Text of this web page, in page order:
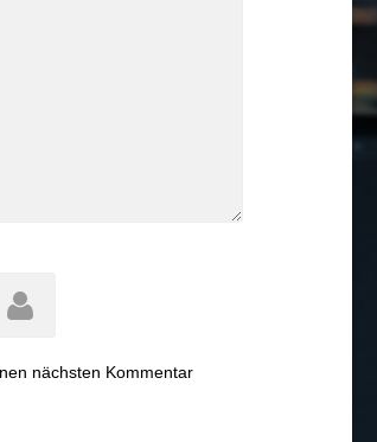
nächsten Kommentar